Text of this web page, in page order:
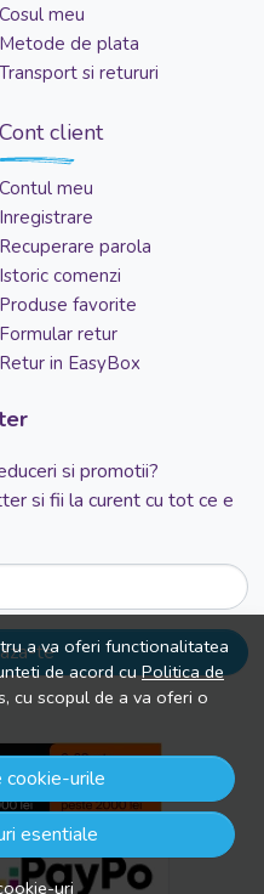
a va oferi functionalitatea
de acord cuPolitica de
cu scopul de a va oferi o
urile
esentiale
uri
Cosul meu
Metode de plata
Transport si retururi
Cont client
Contul meu
Inregistrare
Recuperare parola
Istoric comenzi
Produse favorite
Formular retur
Retur in EasyBox
si promotii?
si fii la curent cu tot ce e
te